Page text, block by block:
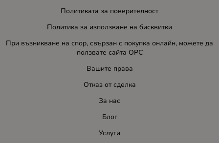
Политиката за поверителност
Политика за използване на бисквитки
При възникване на спор, свързан с покупка онлайн, можете да
ползвате сайта ОРС
Вашите права
Отказ от сделка
За нас
Блог
Услуги